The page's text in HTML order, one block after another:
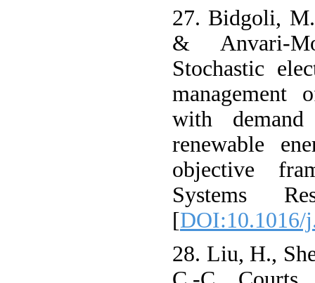
27. Bidgoli,
& Anvari-
Stochastic
management
with demand
renewable
objective
Systems
[DOI:10.1016/
28. Liu, H.,